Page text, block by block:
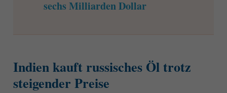
sechs Milliarden Dollar
Indien kauft russisches Öl trotz
steigender Preise